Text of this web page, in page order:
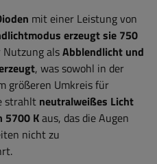
mit einer Leistung von
erzeugt sie 750
Nutzung alsAbblendlicht und
, was sowohl in der
größeren Umkreis für
strahlt neutralweißes Licht
5700 Kaus, das die Augen
nicht zu